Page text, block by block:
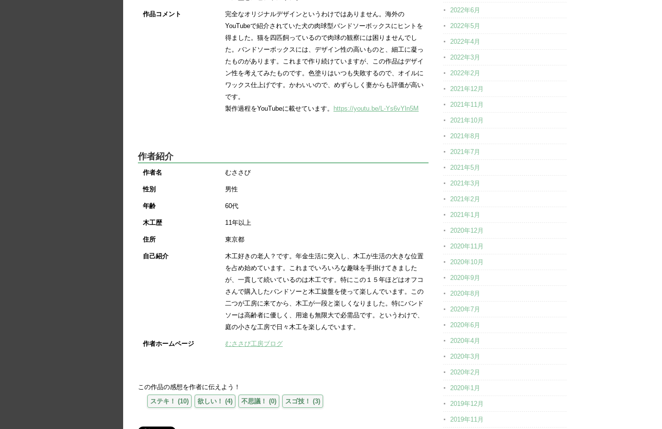
作品コメント
完全なオリジナルデザインというわけではありません。海外の
YouTubeで紹介されていた犬の肉球型バンドソーボックスにヒントを
得ました。猫を四匹飼っているので肉球の観察には困りませんでし
た。バンドソーボックスには、デザイン性の高いものと、細工に凝っ
たものがあります。これまで作り続けていますが、この作品はデザイ
ン性を考えてみたものです。色塗りはいつも失敗するので、オイルに
ワックス仕上げです。かわいいので、めずらしく妻からも評価が高い
です。
製作過程をYouTubeに載せています。 https://youtu.be/L-Ys6vYln5M
作者紹介
作者名 むささび
性別 男性
年齢 60代
木工歴 11年以上
住所 東京都
自己紹介
木工好きの老人？です。年金生活に突入し、木工が生活の大きな位置
を占め始めています。これまでいろいろな趣味を手掛けてきました
が、一貫して続いているのは木工です。特にこの１５年ほどはオフコ
さんで購入したバンドソーと木工旋盤を使って楽しんでいます。この
二つが工房に来てから、木工が一段と楽しくなりました。特にバンド
ソーは高齢者に優しく、用途も無限大で必需品です。というわけで、
庭の小さな工房で日々木工を楽しんでいます。
作者ホームページ むささび工房ブログ
この作品の感想を作者に伝えよう！
ステキ！ (10) 欲しい！ (4) 不思議！ (0) スゴ技！ (3)
2022年6月
2022年5月
2022年4月
2022年3月
2022年2月
2021年12月
2021年11月
2021年10月
2021年8月
2021年7月
2021年5月
2021年3月
2021年2月
2021年1月
2020年12月
2020年11月
2020年10月
2020年9月
2020年8月
2020年7月
2020年6月
2020年4月
2020年3月
2020年2月
2020年1月
2019年12月
2019年11月